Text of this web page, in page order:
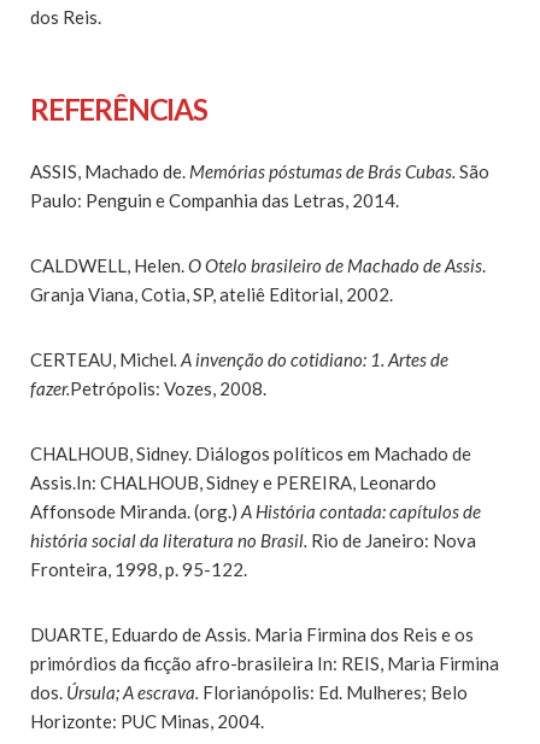
dos Reis.
REFERÊNCIAS
ASSIS, Machado de. Memórias póstumas de Brás Cubas. São
Paulo: Penguin e Companhia das Letras, 2014.
CALDWELL, Helen.O Otelo brasileiro de Machado de Assis.
Granja Viana, Cotia, SP, ateliê Editorial, 2002.
CERTEAU, Michel. A invenção do cotidiano: 1. Artes de
fazer.Petrópolis: Vozes, 2008.
CHALHOUB, Sidney. Diálogos políticos em Machado de
Assis.In: CHALHOUB, Sidney e PEREIRA, Leonardo
Affonsode Miranda. (org.) A História contada: capítulos de
história social da literatura no Brasil. Rio de Janeiro: Nova
Fronteira, 1998, p. 95-122.
DUARTE, Eduardo de Assis. Maria Firmina dos Reis e os
primórdios da ficção afro-brasileira In: REIS, Maria Firmina
dos. Úrsula; A escrava. Florianópolis: Ed. Mulheres; Belo
Horizonte: PUC Minas, 2004.